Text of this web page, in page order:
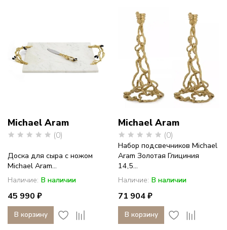
Michael Aram
(0)
Доска для сыра с ножом
Michael Aram...
Наличие: В наличии
45 990 ₽
В корзину
Michael Aram
(0)
Набор подсвечников Michael
Aram Золотая Глициния
14,5...
Наличие: В наличии
71 904 ₽
В корзину